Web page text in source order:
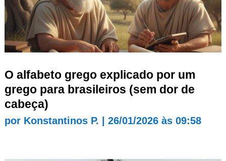
O alfabeto grego explicado por um
grego para brasileiros (sem dor de
cabeça)
por Konstantinos P. 26/01/2026 às 09:58